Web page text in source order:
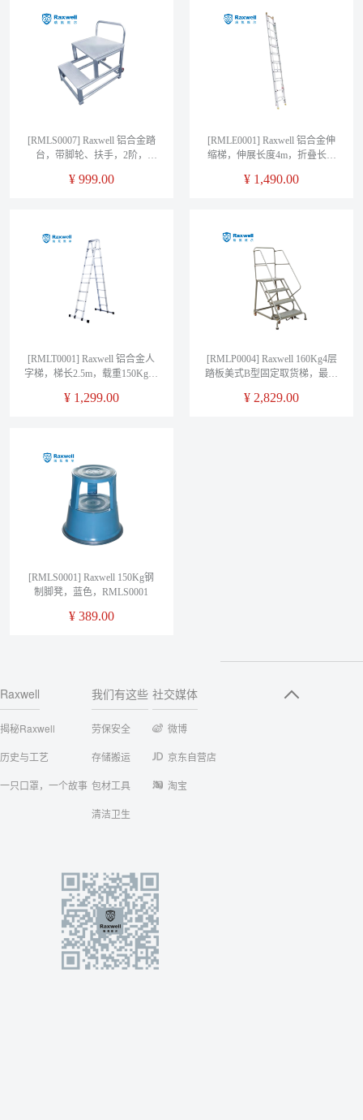
[RMLS0007] Raxwell 铝合金踏
台，带脚轮、扶手，2阶，
¥ 999.00
[RMLE0001] Raxwell 铝合金伸
缩梯，伸展长度4m，折叠长度
止）
¥ 1,490.00
[RMLT0001] Raxwell 铝合金人
字梯，梯长2.5m，载重150Kg，
¥ 1,299.00
[RMLP0004] Raxwell 160Kg4层
踏板美式B型固定取货梯，最高
¥ 2,829.00
[RMLS0001] Raxwell 150Kg钢
制脚凳，蓝色，RMLS0001
¥ 389.00
Raxwell
揭秘Raxwell
历史与工艺
一只口罩，一个故事
我们有这些
劳保安全
存储搬运
包材工具
清洁卫生
社交媒体
微博
京东自营店
淘宝